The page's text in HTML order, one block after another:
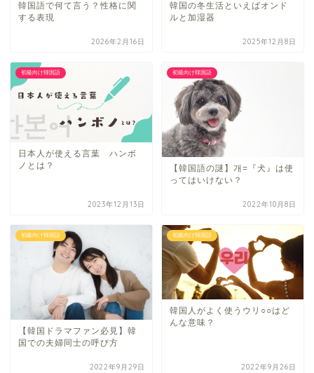
韓国語で何て言う？性格に関
する表現
2026年2月16日
韓国の冬生活といえばオンド
ルと加湿器
2025年12月8日
初級向け韓国語
日本人が使える言葉 ハンボ
ノとは？
2023年12月13日
初級向け韓国語
【韓国語の謎】개=『犬』は使
ってはいけない？
2022年10月8日
初級向け韓国語
【韓国ドラマファン必見】韓
国での夫婦同士の呼び方
2022年9月29日
初級向け韓国語
韓国人がよく使うウリ○○はど
んな意味？
2022年9月26日